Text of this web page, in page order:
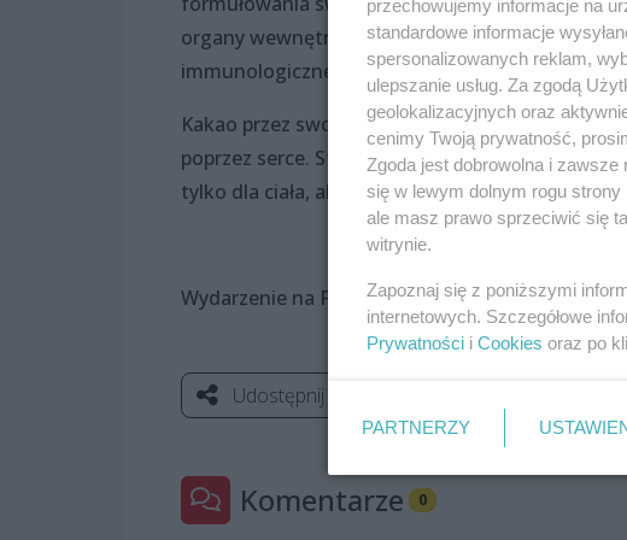
organy wewnętrzne, system nerwowy,
immunologicznego.
Kakao przez swoją naturę zachęca, żeby
poprzez serce. Stymuluje mózg, otwiera czakrę
tylko dla ciała, ale również dla ducha”.
Wydarzenie na FB: https://www.facebook.com/
Udostępnij
Komentarze 0
przechowujemy informacje na
standardowe informacje
spersonalizowanych reklam,
ulepszanie usług. Za zgodą
geolokalizacyjnych oraz
cenimy Twoją prywatność,
Zgoda jest dobrowolna i
się w lewym dolnym rogu strony
ale masz prawo sprzeciwić się
witrynie.
Zapoznaj się z poniższymi
internetowych. Szczegółowe
Prywatności i Cookies oraz po
PARTNERZY